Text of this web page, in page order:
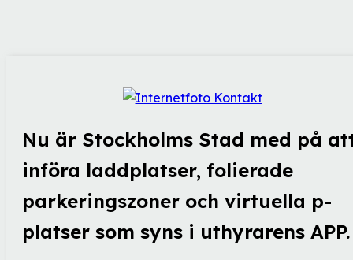
Nu är Stockholms Stad med på
införa laddplatser, folierade
parkeringszoner och virtuella p-
platser som syns i uthyrarens APP.